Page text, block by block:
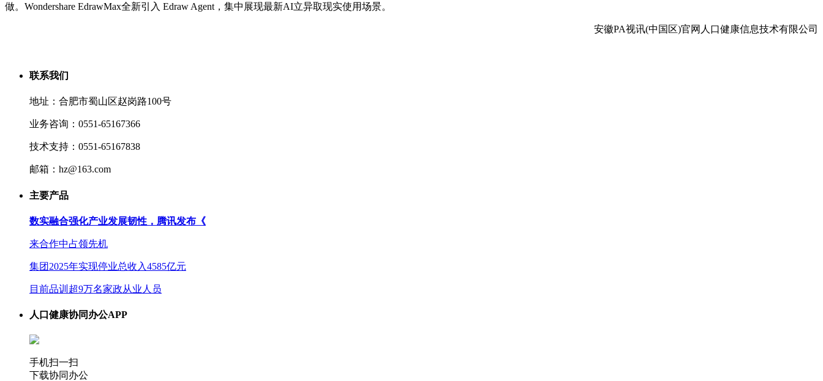
做。Wondershare EdrawMax全新引入 Edraw Agent，集中展现最新AI立异取现实使用场景。
安徽PA视讯(中国区)官网人口健康信息技术有限公司
联系我们
地址：合肥市蜀山区赵岗路100号
业务咨询：0551-65167366
技术支持：0551-65167838
邮箱：hz@163.com
主要产品
数实融合强化产业发展韧性，腾讯发布《
来合作中占领先机
集团2025年实现停业总收入4585亿元
目前品训超9万名家政从业人员
人口健康协同办公APP
手机扫一扫
下载协同办公